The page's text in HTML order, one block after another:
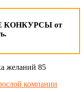
КОНКУРСЫ от
желаний 85